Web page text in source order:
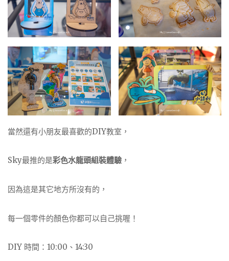
當然還有小朋友最喜歡的DIY教室，
Sky最推的是彩色水龍頭組裝體驗 ，
因為這是其它地方所沒有的，
每一個零件的顏色你都可以自己挑喔！
DIY 時間：10:00、14:30